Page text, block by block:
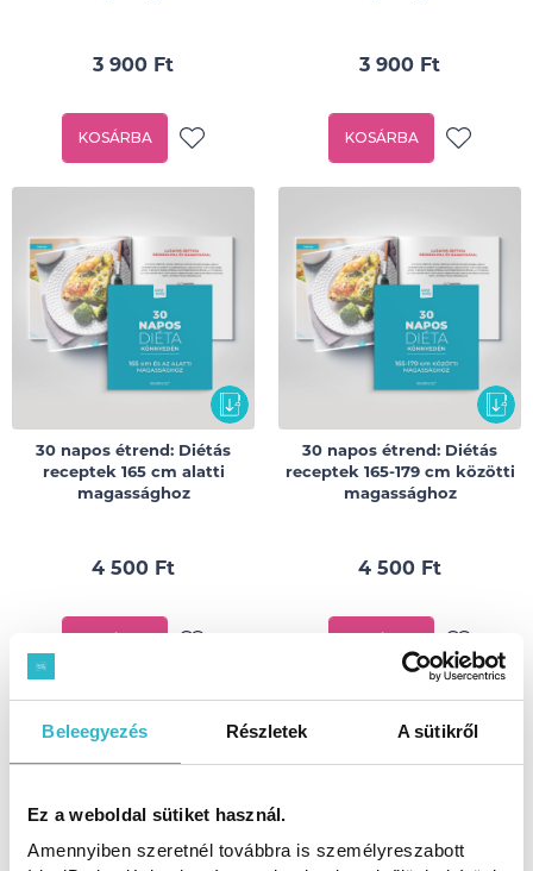
Beleegyezés Részletek A sütikről
Ez a weboldal sütiket használ.
Amennyiben szeretnél továbbra is személyreszabott
3 900 Ft
KOSÁRBA
3 900 Ft
KOSÁRBA
30 napos étrend: Diétás
receptek 165 cm alatti
magassághoz
4 500 Ft
30 napos étrend: Diétás
receptek 165-179 cm közötti
magassághoz
4 500 Ft